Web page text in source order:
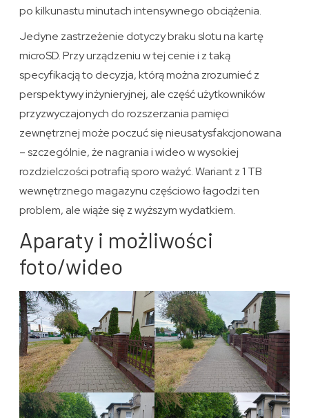
po kilkunastu minutach intensywnego obciążenia.
Jedyne zastrzeżenie dotyczy braku slotu na kartę
microSD. Przy urządzeniu w tej cenie i z taką
specyfikacją to decyzja, którą można zrozumieć z
perspektywy inżynieryjnej, ale część użytkowników
przyzwyczajonych do rozszerzania pamięci
zewnętrznej może poczuć się nieusatysfakcjonowana
– szczególnie, że nagrania i wideo w wysokiej
rozdzielczości potrafią sporo ważyć. Wariant z 1 TB
wewnętrznego magazynu częściowo łagodzi ten
problem, ale wiąże się z wyższym wydatkiem.
Aparaty i możliwości
foto/wideo